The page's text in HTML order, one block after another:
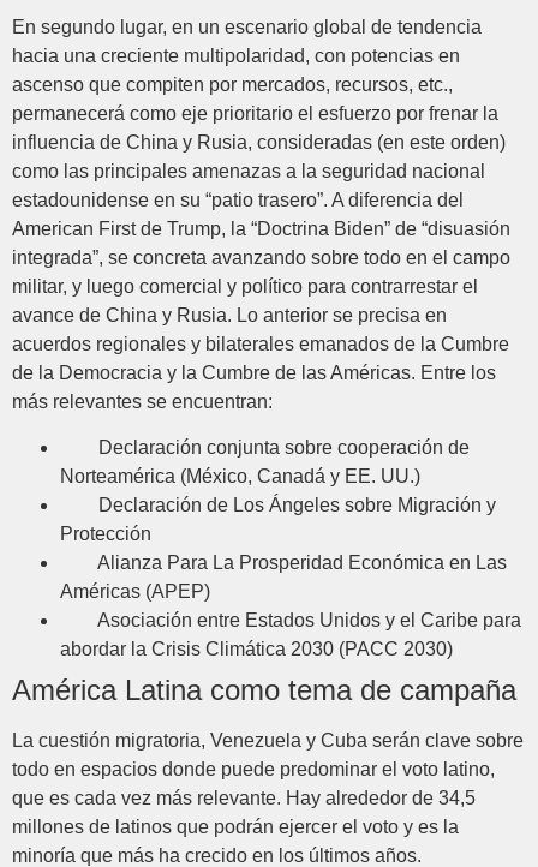
En segundo lugar, en un escenario global de tendencia
hacia una creciente multipolaridad, con potencias en
ascenso que compiten por mercados, recursos, etc.,
permanecerá como eje prioritario el esfuerzo por frenar la
influencia de China y Rusia, consideradas (en este orden)
como las principales amenazas a la seguridad nacional
estadounidense en su “patio trasero”. A diferencia del
American First de Trump, la “Doctrina Biden” de “disuasión
integrada”, se concreta avanzando sobre todo en el campo
militar, y luego comercial y político para contrarrestar el
avance de China y Rusia. Lo anterior se precisa en
acuerdos regionales y bilaterales emanados de la Cumbre
de la Democracia y la Cumbre de las Américas. Entre los
más relevantes se encuentran:
Declaración conjunta sobre cooperación de
Norteamérica (México, Canadá y EE. UU.)
Declaración de Los Ángeles sobre Migración y
Protección
Alianza Para La Prosperidad Económica en Las
Américas (APEP)
Asociación entre Estados Unidos y el Caribe para
abordar la Crisis Climática 2030 (PACC 2030)
América Latina como tema de campaña
La cuestión migratoria, Venezuela y Cuba serán clave sobre
todo en espacios donde puede predominar el voto latino,
que es cada vez más relevante. Hay alrededor de 34,5
millones de latinos que podrán ejercer el voto y es la
minoría que más ha crecido en los últimos años.